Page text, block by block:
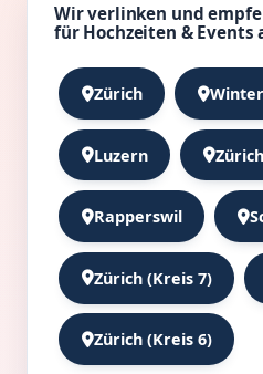
Wir verlinken und
für Hochzeiten & Events
Zürich
Luzern
Rapperswil
Zürich (Kreis 7)
Zürich (Kreis 6)